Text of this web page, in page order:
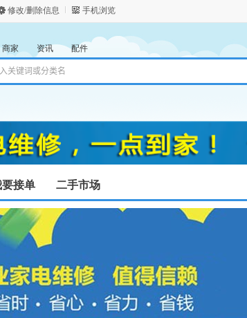
修改/删除信息 手机浏览
商家 资讯 配件
要接单 二手市场